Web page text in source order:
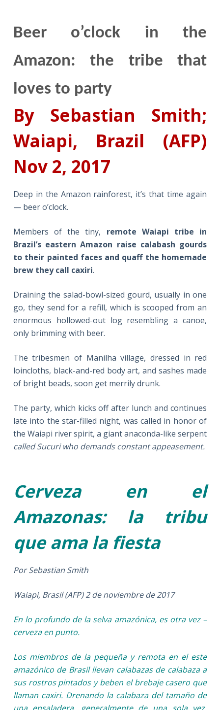
Beer o’clock in the
Amazon: the tribe that
loves to party
By Sebastian Smith;
Waiapi, Brazil (AFP)
Nov 2, 2017
Deep in the Amazon rainforest, it’s that time again
— beer o’clock.
Members of the tiny, remote Waiapi tribe in
Brazil’s eastern Amazon raise calabash gourds
to their painted faces and quaff the homemade
brew they call caxiri.
Draining the salad-bowl-sized gourd, usually in one
go, they send for a refill, which is scooped from an
enormous hollowed-out log resembling a canoe,
only brimming with beer.
The tribesmen of Manilha village, dressed in red
loincloths, black-and-red body art, and sashes made
of bright beads, soon get merrily drunk.
The party, which kicks off after lunch and continues
late into the star-filled night, was called in honor of
the Waiapi river spirit, a giant anaconda-like serpent
called Sucuri who demands constant appeasement.
Cerveza en el
Amazonas: la tribu
que ama la fiesta
Por Sebastian Smith
Waiapi, Brasil (AFP) 2 de noviembre de 2017
En lo profundo de la selva amazónica, es otra vez –
cerveza en punto.
Los miembros de la pequeña y remota en el este
amazónico de Brasil llevan calabazas de calabaza a
sus rostros pintados y beben el brebaje casero que
llaman caxiri. Drenando la calabaza del tamaño de